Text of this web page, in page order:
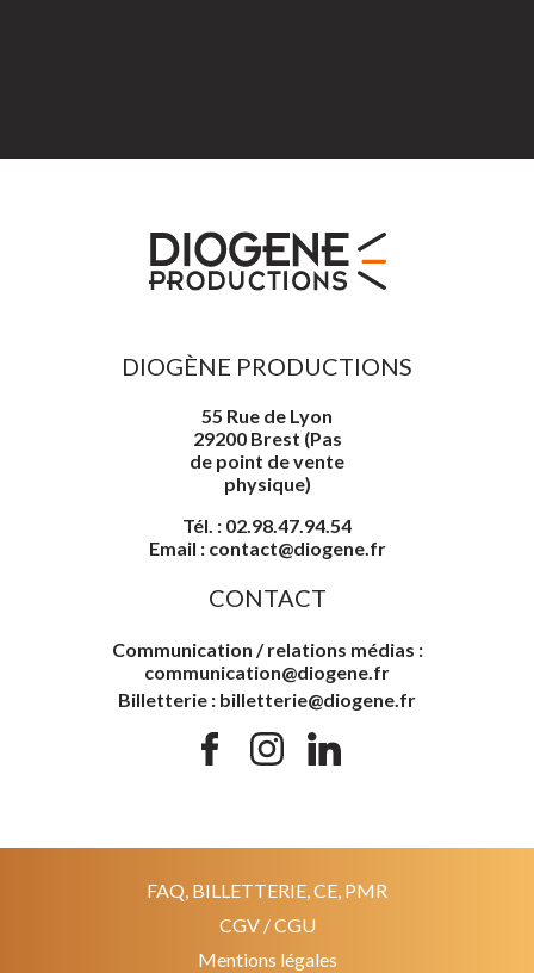
DIOGÈNE PRODUCTIONS
55 Rue de Lyon
29200 Brest (Pas
de point de vente
physique)
Tél. : 02.98.47.94.54
Email : contact@diogene.fr
CONTACT
Communication / relations médias :
communication@diogene.fr
Billetterie : billetterie@diogene.fr
FAQ, BILLETTERIE, CE, PMR
CGV / CGU
Mentions légales